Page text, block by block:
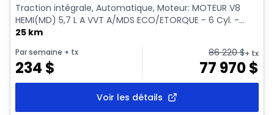
Traction intégrale, Automatique, Moteur: MOTEUR V8
HEMI(MD) 5,7 L A VVT A/MDS ECO/ETORQUE - 6 Cyl. -...
25 km
Par semaine + tx
234 $
86 220$+ tx
77 970$
Voir les détails